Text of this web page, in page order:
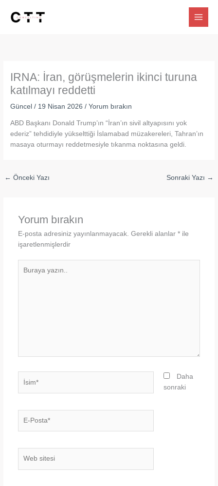
IRNA: İran, görüşmelerin ikinci turuna
katılmayı reddetti
Güncel / 19 Nisan 2026/Yorum bırakın
ABD Başkanı Donald Trump’ın “İran’ın sivil altyapısını yok
ederiz” tehdidiyle yükselttiği İslamabad müzakereleri, Tahran’ın
masaya oturmayı reddetmesiyle tıkanma noktasına geldi.
← Önceki Yazı Sonraki Yazı →
Yorum bırakın
E-posta adresiniz yayınlanmayacak. Gerekli alanlar *ile
işaretlenmişlerdir
Posta*
Daha
sonraki